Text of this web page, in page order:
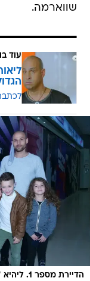
שווארמה.
עוד
הדיירת מספר 1. ליהיא